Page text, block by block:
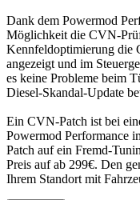
Dank dem Powermod
Möglichkeit die CVN-
Kennfeldoptimierung die
angezeigt und im
es keine Probleme beim
Diesel-Skandal-Update
Ein CVN-Patch ist bei
Powermod Performance
Patch auf ein Fremd-
Preis auf ab 299€. Den
Ihrem Standort mit